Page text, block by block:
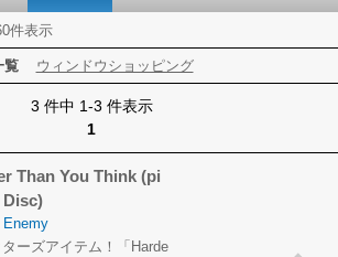
件表示
覧 ウィンドウショッピング
3 件中 1-3 件表示
1
Than You Think (pi
Enemy
ターズアイテム！「Harde